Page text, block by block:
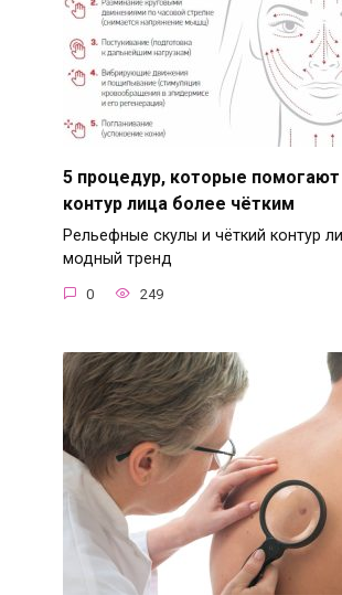
5 процедур, которые
контур лица более чётким
Рельефные скулы и чёткий контур
модный тренд
0 249